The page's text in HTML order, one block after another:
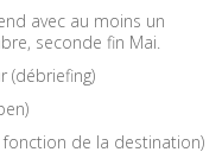
avec au moins un
seconde fin Mai.
(débriefing)
de la destination)